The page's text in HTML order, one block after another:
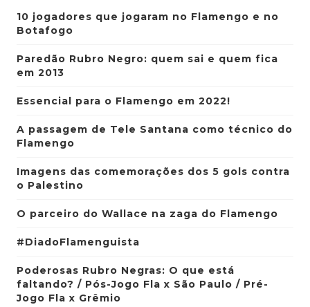
10 jogadores que jogaram no Flamengo e no
Botafogo
Paredão Rubro Negro: quem sai e quem fica
em 2013
Essencial para o Flamengo em 2022!
A passagem de Tele Santana como técnico do
Flamengo
Imagens das comemorações dos 5 gols contra
o Palestino
O parceiro do Wallace na zaga do Flamengo
#DiadoFlamenguista
Poderosas Rubro Negras: O que está
faltando? / Pós-Jogo Fla x São Paulo / Pré-
Jogo Fla x Grêmio